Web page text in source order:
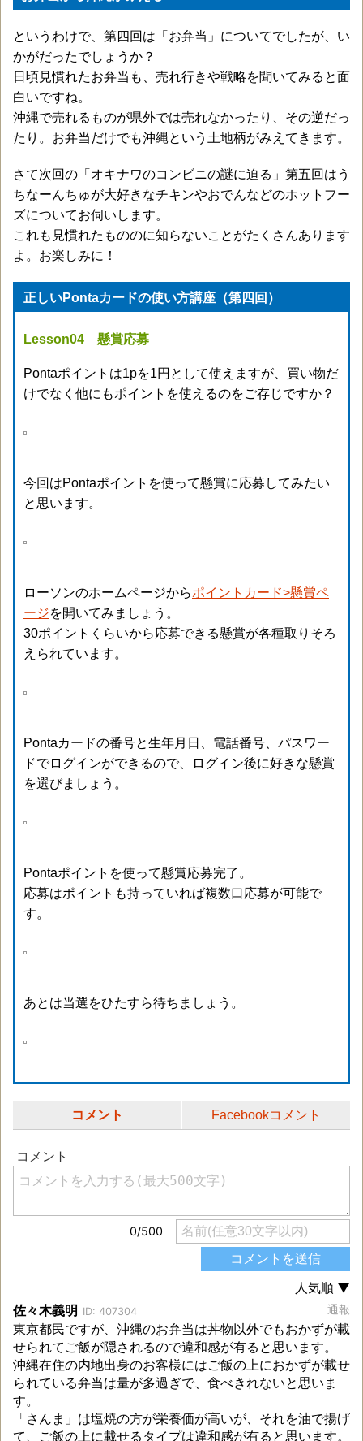
というわけで、第四回は「お弁当」についてでしたが、い
かがだったでしょうか？
日頃見慣れたお弁当も、売れ行きや戦略を聞いてみると面
白いですね。
沖縄で売れるものが県外では売れなかったり、その逆だっ
たり。お弁当だけでも沖縄という土地柄がみえてきます。
さて次回の「オキナワのコンビニの謎に迫る」第五回はう
ちなーんちゅが大好きなチキンやおでんなどのホットフー
ズについてお伺いします。
これも見慣れたもののに知らないことがたくさんあります
よ。お楽しみに！
正しいPontaカードの使い方講座（第四回）
Lesson04 懸賞応募
Pontaポイントは1pを1円として使えますが、買い物だ
けでなく他にもポイントを使えるのをご存じですか？
今回はPontaポイントを使って懸賞に応募してみたい
と思います。
ローソンのホームページからポイントカード>懸賞ペ
ージを開いてみましょう。
30ポイントくらいから応募できる懸賞が各種取りそろ
えられています。
Pontaカードの番号と生年月日、電話番号、パスワー
ドでログインができるので、ログイン後に好きな懸賞
を選びましょう。
Pontaポイントを使って懸賞応募完了。
応募はポイントも持っていれば複数口応募が可能で
す。
あとは当選をひたすら待ちましょう。
コメント Facebookコメント